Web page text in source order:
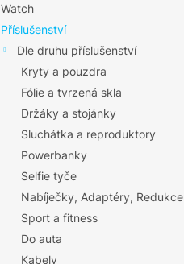
Watch
Příslušenství
Dle druhu příslušenství
Kryty a pouzdra
Fólie a tvrzená skla
Držáky a stojánky
Sluchátka a reproduktory
Powerbanky
Selfie tyče
Nabíječky, Adaptéry, Redukce
Sport a fitness
Do auta
Kabely